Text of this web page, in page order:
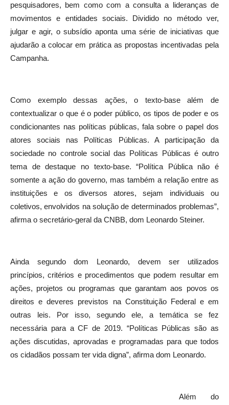
pesquisadores, bem como com a consulta a lideranças de
movimentos e entidades sociais. Dividido no método ver,
julgar e agir, o subsídio aponta uma série de iniciativas que
ajudarão a colocar em prática as propostas incentivadas pela
Campanha.
Como exemplo dessas ações, o texto-base além de
contextualizar o que é o poder público, os tipos de poder e os
condicionantes nas políticas públicas, fala sobre o papel dos
atores sociais nas Políticas Públicas. A participação da
sociedade no controle social das Políticas Públicas é outro
tema de destaque no texto-base. “Política Pública não é
somente a ação do governo, mas também a relação entre as
instituições e os diversos atores, sejam individuais ou
coletivos, envolvidos na solução de determinados problemas”,
afirma o secretário-geral da CNBB, dom Leonardo Steiner.
Ainda segundo dom Leonardo, devem ser utilizados
princípios, critérios e procedimentos que podem resultar em
ações, projetos ou programas que garantam aos povos os
direitos e deveres previstos na Constituição Federal e em
outras leis. Por isso, segundo ele, a temática se fez
necessária para a CF de 2019. “Políticas Públicas são as
ações discutidas, aprovadas e programadas para que todos
os cidadãos possam ter vida digna”, afirma dom Leonardo.
Além do